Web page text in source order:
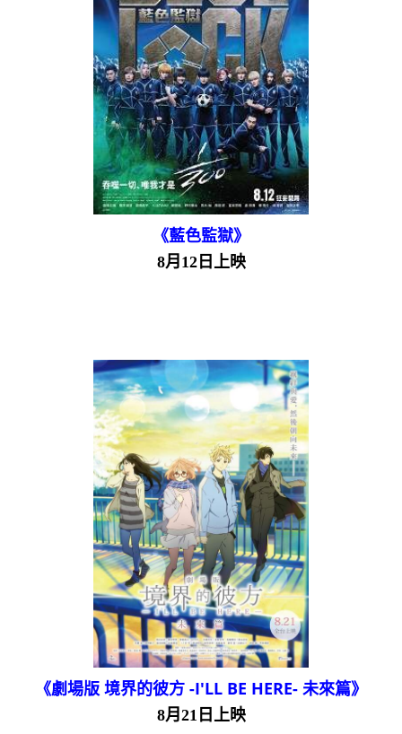
《藍色監獄》
8月12日上映
《劇場版 境界的彼方 -I'LL BE HERE- 未來篇》
8月21日上映